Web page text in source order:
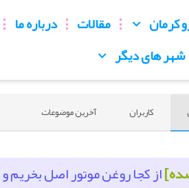
کرمان مقالات درباره ما
شهر های دیگر
کاربران آخرین موضوعات
از کجا روغن موتور اصل بخریم